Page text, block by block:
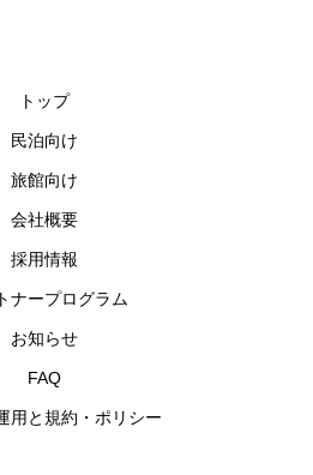
トップ
民泊向け
旅館向け
会社概要
採用情報
ナープログラム
お知らせ
FAQ
用と規約・ポリシー